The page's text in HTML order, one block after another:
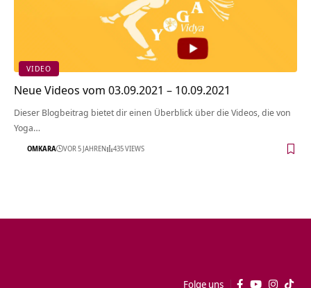
VIDEO
Neue Videos vom 03.09.2021 – 10.09.2021
Dieser Blogbeitrag bietet dir einen Überblick über die Videos, die von
Yoga…
OMKARA VOR 5 JAHREN 435 VIEWS
Folge uns